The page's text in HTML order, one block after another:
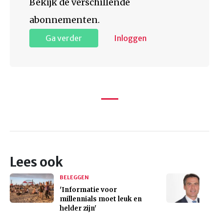
abonnementen.
Ga verder Inloggen
Lees ook
BELEGGEN
'Informatie voor
millennials moet leuk en
helder zijn'